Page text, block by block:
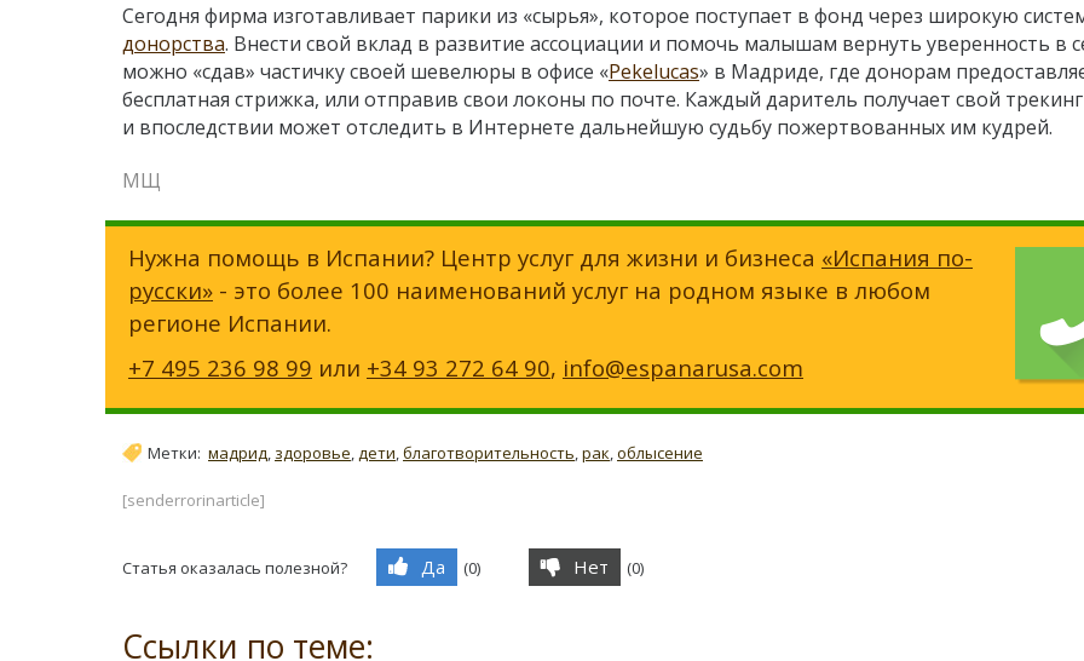
Сегодня фирма изготавливает парики из «сырья», которое поступает в фонд через широкую
донорства. Внести свой вклад в развитие ассоциации и помочь малышам вернуть уверенность в
можно «сдав» частичку своей шевелюры в офисе «Pekelucas» в Мадриде, где донорам
бесплатная стрижка, или отправив свои локоны по почте. Каждый даритель получает свой
и впоследствии может отследить в Интернете дальнейшую судьбу пожертвованных им кудрей.
МЩ
Нужна помощь в Испании? Центр услуг для жизни и бизнеса «Испания по-
русски» - это более 100 наименований услуг на родном языке в любом
регионе Испании.
+7 495 236 98 99 или +34 93 272 64 90, info@espanarusa.com
Метки: мадрид здоровье дети благотворительность рак облысение
[senderrorinarticle]
Статья оказалась полезной? Да (0) Нет (0)
Ссылки по теме: